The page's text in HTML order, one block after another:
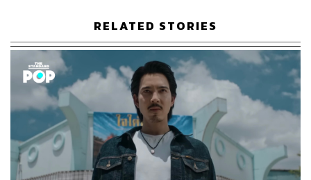
Content Creator (Thai Culture) - THE
STANDARD POP
RELATED STORIES